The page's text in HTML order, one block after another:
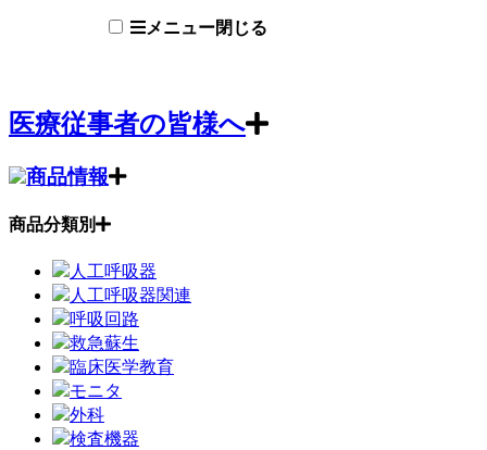
メニュー閉じる
医療従事者の皆様へ
商品情報
商品分類別
人工呼吸器
人工呼吸器関連
呼吸回路
救急蘇生
臨床医学教育
モニタ
外科
検査機器